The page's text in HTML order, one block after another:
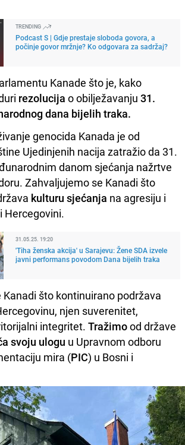
TRENDING
Podcast S | Gdje prestaje sloboda govora, a
počinje govor mržnje? Ko odgovara za sadržaj?
Kanade što je, kako
rezolucija o obilježavanju 31.
dana bijelih traka.
genocida Kanada je od
Ujedinjenih nacija zatražio da 31.
danom sjećanja nažrtve
Zahvaljujemo se Kanadi što
kulturu sjećanja na agresiju i
Hercegovini.
31.05.25. 19:20
'Tiha ženska akcija' u Sarajevu: Žene SDA izvele
javni performans povodom Dana bijelih traka
što kontinuirano podržava
njen suverenitet,
integritet. Tražimood države
svoju ulogu u Upravnom odboru
mira (PIC) u Bosni i